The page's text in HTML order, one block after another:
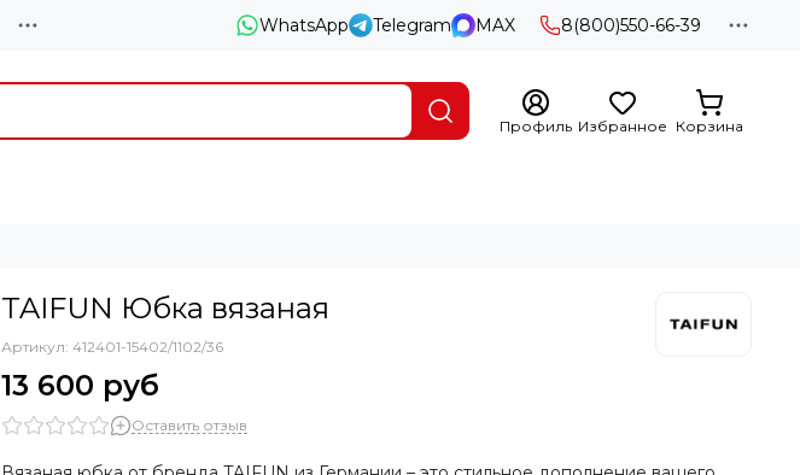
WhatsApp Telegram MAX 8(800)550-66-39
Профиль Избранное Корзина
TAIFUN Юбка вязаная
Артикул: 412401-15402/1102/36
13 600 руб
Оставить отзыв